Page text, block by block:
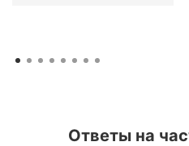
Ответы на